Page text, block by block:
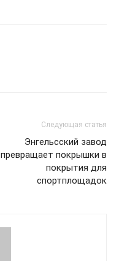
Следующая статья
Энгельсский завод
превращает покрышки в
покрытия для
спортплощадок